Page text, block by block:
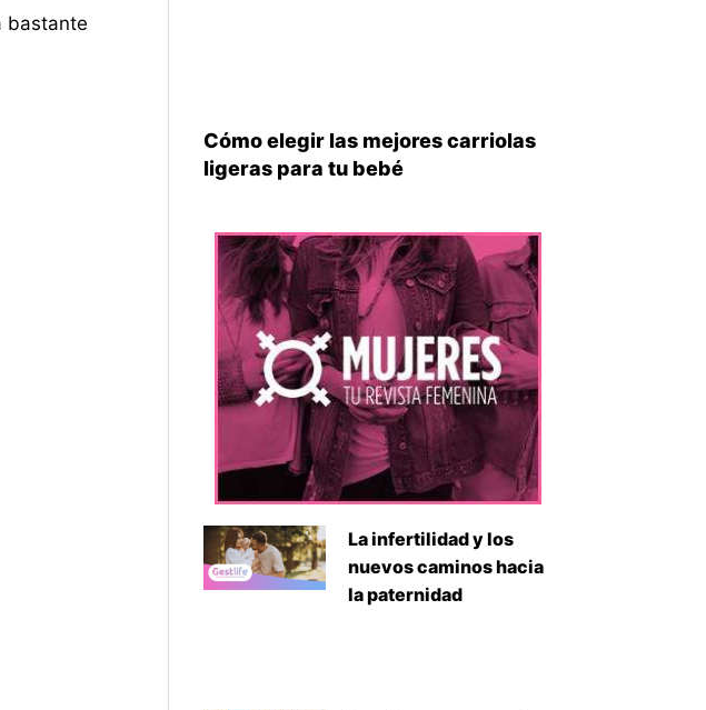
bastante
Cómo elegir las mejores carriolas
ligeras para tu bebé
La infertilidad y los
nuevos caminos hacia
la paternidad